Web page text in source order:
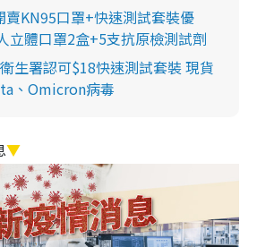
賣KN95口罩+快速測試套裝優
立體口罩2盒+5支抗原檢測試劑
生署認可$18快速測試套裝 現貨
、Omicron病毒
▼